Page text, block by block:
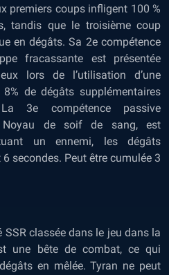
premiers coups infligent 100 %
tandis que le troisième coup
en dégâts. Sa 2e compétence
fracassante est présentée
lors de l’utilisation d’une
de dégâts supplémentaires
3e compétence passive
Noyau de soif de sang, est
un ennemi, les dégâts
secondes. Peut être cumulée 3
SSR classée dans le jeu dans la
une bête de combat, ce qui
en mêlée. Tyran ne peut